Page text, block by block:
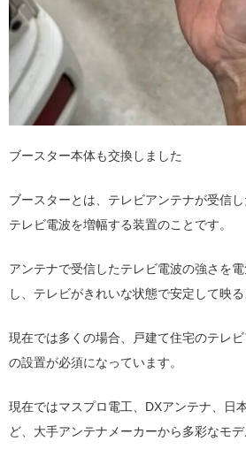
ブースター本体も交換しました
ブースターとは、テレビアンテナが受信
テレビ電波を増幅する装置のことです。
アンテナで受信したテレビ電波の強さを電
し、テレビがきれいな状態で安定して映る
現在では多くの場合、戸建て住宅のテレ
の設置が必須になっています。
現在ではマスプロ電工、DXアンテナ、日
ど、大手アンテナメーカーから多彩なモデ